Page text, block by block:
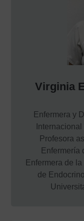
Virginia
Enfermera y
Profesora
Enfermería
Enfermera de
de